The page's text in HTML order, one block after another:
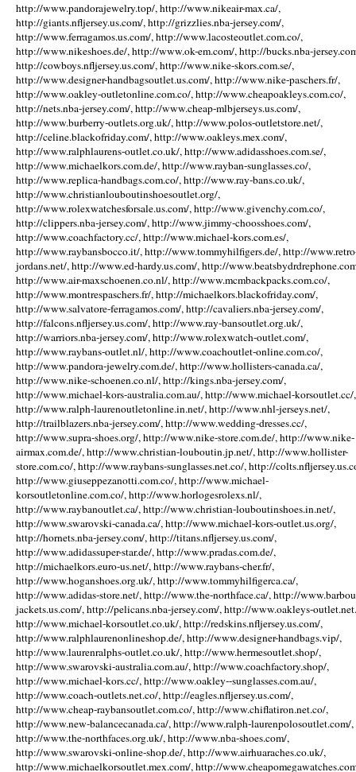
http://www.pandorajewelry.top/, http://www.nikeair-max.ca/,
http://giants.nfljersey.us.com/, http://grizzlies.nba-jersey.com/,
http://www.ferragamos.us.com/, http://www.lacosteoutlet.com.co/,
http://www.nikeshoes.de/, http://www.ok-em.com/, http://bucks.nba-
http://cowboys.nfljersey.us.com/, http://www.nike-skors.com.se/,
http://www.designer-handbagsoutlet.us.com/, http://www.nike-paschers.fr/,
http://www.oakley-outletonline.com.co/, http://www.cheapoakleys.com.co/,
http://nets.nba-jersey.com/, http://www.cheap-mlbjerseys.us.com/,
http://www.burberry-outlets.org.uk/, http://www.polos-outletstore.net/,
http://celine.blackofriday.com/, http://www.oakleys.mex.com/,
http://www.ralphlaurens-outlet.co.uk/, http://www.adidasshoes.com.se/,
http://www.michaelkors.com.de/, http://www.rayban-sunglasses.co/,
http://www.replica-handbags.com.co/, http://www.ray-bans.co.uk/,
http://www.christianlouboutinshoesoutlet.org/,
http://www.rolexwatchesforsale.us.com/, http://www.givenchy.com.co/,
http://clippers.nba-jersey.com/, http://www.jimmy-choosshoes.com/,
http://www.coachfactory.cc/, http://www.michael-kors.com.es/,
http://www.raybansbocco.it/, http://www.tommyhilfigers.de/, http://
jordans.net/, http://www.ed-hardy.us.com/, http://
http://www.air-maxschoenen.co.nl/, http://www.mcmbackpacks.com.co/,
http://www.montrespaschers.fr/, http://michaelkors.blackofriday.com/,
http://www.salvatore-ferragamos.com/, http://cavaliers.nba-jersey.com/,
http://falcons.nfljersey.us.com/, http://www.ray-bansoutlet.org.uk/,
http://warriors.nba-jersey.com/, http://www.rolexwatch-outlet.com/,
http://www.raybans-outlet.nl/, http://www.coachoutlet-online.com.co/,
http://www.pandora-jewelry.com.de/, http://www.hollisters-canada.ca/,
http://www.nike-schoenen.co.nl/, http://kings.nba-jersey.com/,
http://www.michael-kors-australia.com.au/, http://www.michael-korsoutlet.cc/,
http://www.ralph-laurenoutletonline.in.net/, http://www.nhl-jerseys.net/,
http://trailblazers.nba-jersey.com/, http://www.wedding-dresses.cc/,
http://www.supra-shoes.org/, http://www.nike-store.com.de/, http://www.nike-
airmax.com.de/, http://www.christian-louboutin.jp.net/, http://www.hollister-
store.com.co/, http://www.raybans-sunglasses.net.co/, http://
http://www.giuseppezanotti.com.co/, http://www.michael-
korsoutletonline.com.co/, http://www.horlogesrolexs.nl/,
http://www.raybanoutlet.ca/, http://www.christian-louboutinshoes.in.net/,
http://www.swarovski-canada.ca/, http://www.michael-kors-outlet.us.org/,
http://hornets.nba-jersey.com/, http://titans.nfljersey.us.com/,
http://www.adidassuper-star.de/, http://www.pradas.com.de/,
http://michaelkors.euro-us.net/, http://www.raybans-cher.fr/,
http://www.hoganshoes.org.uk/, http://www.tommyhilfigerca.ca/,
http://www.adidas-store.net/, http://www.the-northface.ca/, http://
jackets.us.com/, http://pelicans.nba-jersey.com/, http://www.oakleys-
http://www.michael-korsoutlet.co.uk/, http://redskins.nfljersey.us.com/,
http://www.ralphlaurenonlineshop.de/, http://www.designer-handbags.vip/,
http://www.laurenralphs-outlet.co.uk/, http://www.hermesoutlet.shop/,
http://www.swarovski-australia.com.au/, http://www.coachfactory.shop/,
http://www.michael-kors.cc/, http://www.oakley--sunglasses.com.au/,
http://www.coach-outlets.net.co/, http://eagles.nfljersey.us.com/,
http://www.cheap-raybansoutlet.com.co/, http://www.chiflatiron.net.co/,
http://www.new-balancecanada.ca/, http://www.ralph-laurenpolosoutlet.com/,
http://www.the-northfaces.org.uk/, http://www.nba-shoes.com/,
http://www.swarovski-online-shop.de/, http://www.airhuaraches.co.uk/,
http://www.michaelkorsoutlet.mex.com/, http://